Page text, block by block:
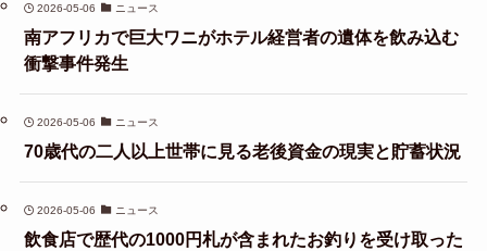
2026-05-06 ニュース
南アフリカで巨大ワニがホテル経営者の遺体を飲み込む
衝撃事件発生
2026-05-06 ニュース
70歳代の二人以上世帯に見る老後資金の現実と貯蓄状況
2026-05-06 ニュース
飲食店で歴代の1000円札が含まれたお釣りを受け取った